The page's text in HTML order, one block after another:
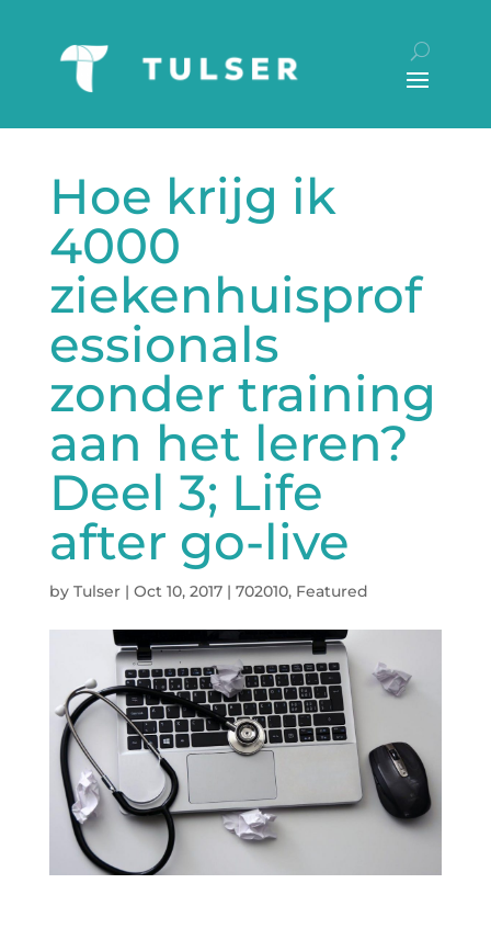
Hoe krijg ik
4000
ziekenhuisprof
essionals
zonder training
aan het leren?
Deel 3; Life
after go-live
by Tulser| Oct 10, 2017| 702010, Featured